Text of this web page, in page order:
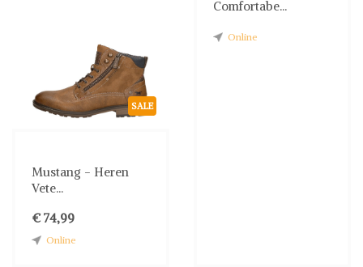
SALE
Mustang - Heren
Vete...
€ 74,99
Online
Comfortabe...
Online